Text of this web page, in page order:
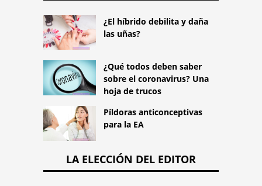
¿El híbrido debilita y daña
las uñas?
¿Qué todos deben saber
sobre el coronavirus? Una
hoja de trucos
Píldoras anticonceptivas
para la EA
LA ELECCIÓN DEL EDITOR